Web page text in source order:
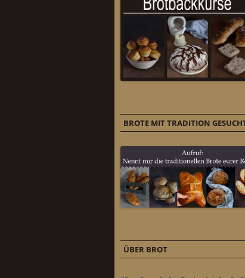
BROTE MIT TRADITION
ÜBER BROT